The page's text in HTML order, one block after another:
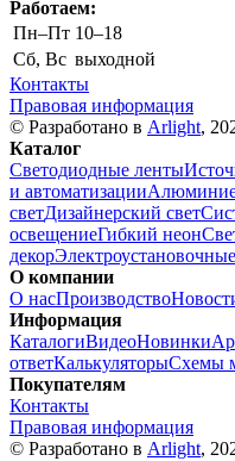
Работаем:
Пн–Пт 10–18
Сб, Вс выходной
Контакты
Правовая информация
© Разработано в Arlight,
Каталог
Светодиодные ленты
и автоматизации
светДизайнерский свет
освещениеГибкий неон
декор
О компании
О насПроизводство
Информация
КаталогиВидеоНовинки
ответКалькуляторыСхемы
Покупателям
Контакты
Правовая информация
© Разработано в Arlight,